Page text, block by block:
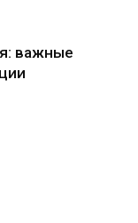
важные